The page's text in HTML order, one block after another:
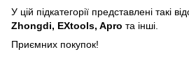
У цій підкатегорії представлені такі
Zhongdi, EXtools, Apro та інші.
Приємних покупок!